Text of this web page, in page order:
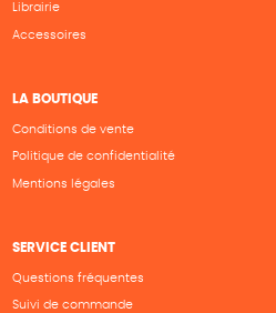
Librairie
Accessoires
LA BOUTIQUE
Conditions de vente
Politique de confidentialité
Mentions légales
SERVICE CLIENT
Questions fréquentes
Suivi de commande